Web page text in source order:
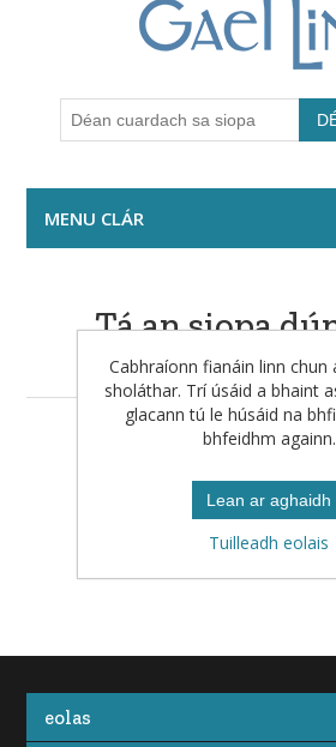
MENU CLÁR
Tá an siopa
láthair
Seiceáil arís ar ball le
eolas
Cabhraíonn fianáin linn chun
sholáthar. Trí úsáid a bhaint
glacann tú le húsáid na
bhfeidhm againn.
Lean ar aghaidh
Tuilleadh eolais